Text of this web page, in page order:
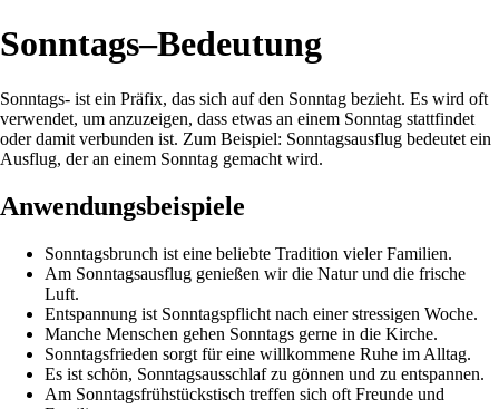
Sonntags–Bedeutung
Sonntags- ist ein Präfix, das sich auf den Sonntag bezieht. Es wird oft
verwendet, um anzuzeigen, dass etwas an einem Sonntag stattfindet
oder damit verbunden ist. Zum Beispiel: Sonntagsausflug bedeutet ein
Ausflug, der an einem Sonntag gemacht wird.
Anwendungsbeispiele
Sonntagsbrunch ist eine beliebte Tradition vieler Familien.
Am Sonntagsausflug genießen wir die Natur und die frische
Luft.
Entspannung ist Sonntagspflicht nach einer stressigen Woche.
Manche Menschen gehen Sonntags gerne in die Kirche.
Sonntagsfrieden sorgt für eine willkommene Ruhe im Alltag.
Es ist schön, Sonntagsausschlaf zu gönnen und zu entspannen.
Am Sonntagsfrühstückstisch treffen sich oft Freunde und